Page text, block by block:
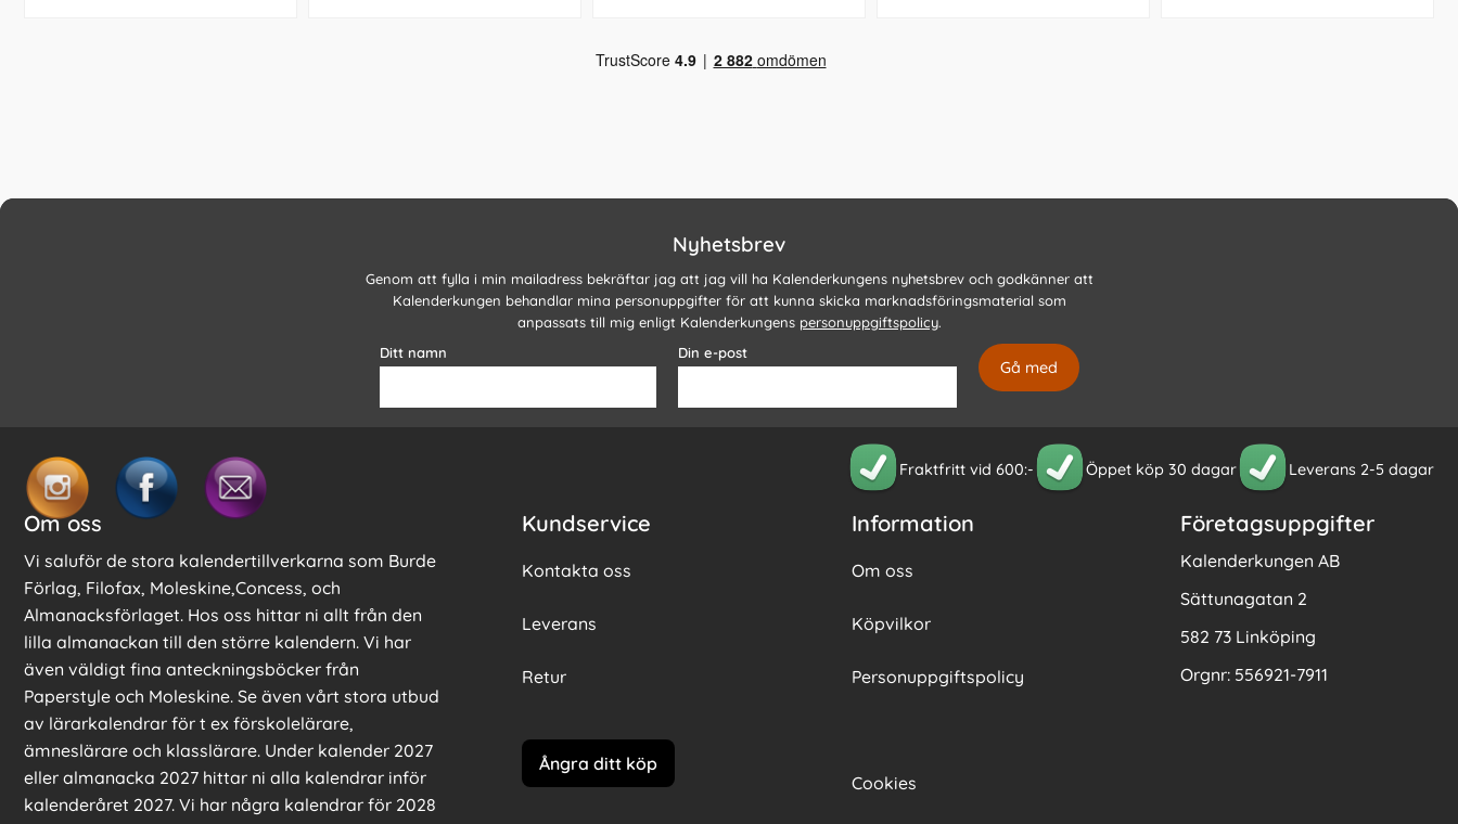
Nyhetsbrev
Genom att fylla i min mailadress bekräftar jag att jag vill ha Kalenderkungens nyhetsbrev och godkänner att
Kalenderkungen behandlar mina personuppgifter för att kunna skicka marknadsföringsmaterial som
anpassats till mig enligt Kalenderkungens personuppgiftspolicy.
Ditt namn
Din e-post
Fraktfritt vid 600:- Öppet köp 30 dagar Leverans 2-5 dagar
Om oss
Vi saluför de stora kalendertillverkarna som Burde
Förlag, Filofax, Moleskine,Concess, och
Almanacksförlaget. Hos oss hittar ni allt från den
lilla almanackan till den större kalendern. Vi har
även väldigt fina anteckningsböcker från
Paperstyle och Moleskine. Se även vårt stora utbud
av lärarkalendrar för t ex förskolelärare,
ämneslärare och klasslärare. Under kalender 2027
eller almanacka 2027 hittar ni alla kalendrar inför
kalenderåret 2027. Vi har några kalendrar för 2028
Kundservice
Kontakta oss
Leverans
Retur
Ångra ditt köp
Information
Om oss
Köpvilkor
Personuppgiftspolicy
Cookies
Företagsuppgifter
Kalenderkungen AB
Sättunagatan 2
582 73 Linköping
Orgnr: 556921-7911